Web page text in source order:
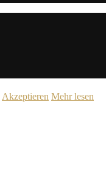
Akzeptieren Mehr lesen